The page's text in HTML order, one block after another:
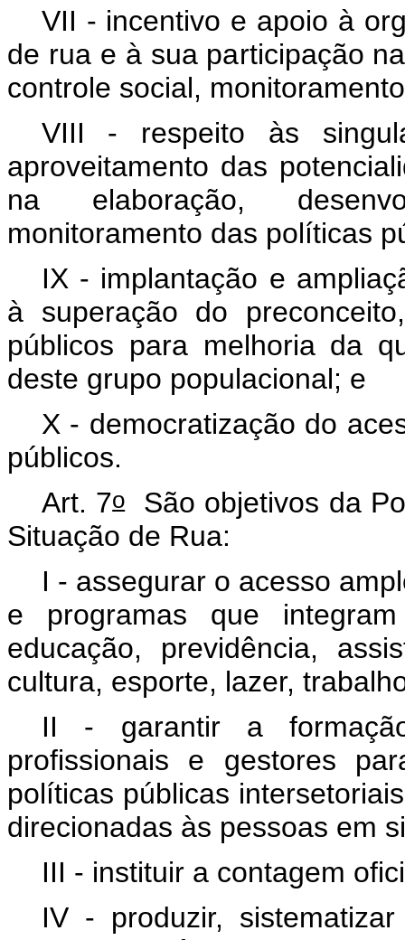
VII - incentivo e apoio à
de rua e à sua participação
controle social,
VIII - respeito às
aproveitamento das
na elaboração,
monitoramento das políticas
IX - implantação e
à superação do
públicos para melhoria da
deste grupo populacional; e
X - democratização do
públicos.
Art. 7oSão objetivos da
Situação de Rua:
I - assegurar o acesso
e programas que
educação, previdência,
cultura, esporte, lazer,
II - garantir a
profissionais e gestores
políticas públicas
direcionadas às pessoas em
III - instituir a contagem
IV - produzir,